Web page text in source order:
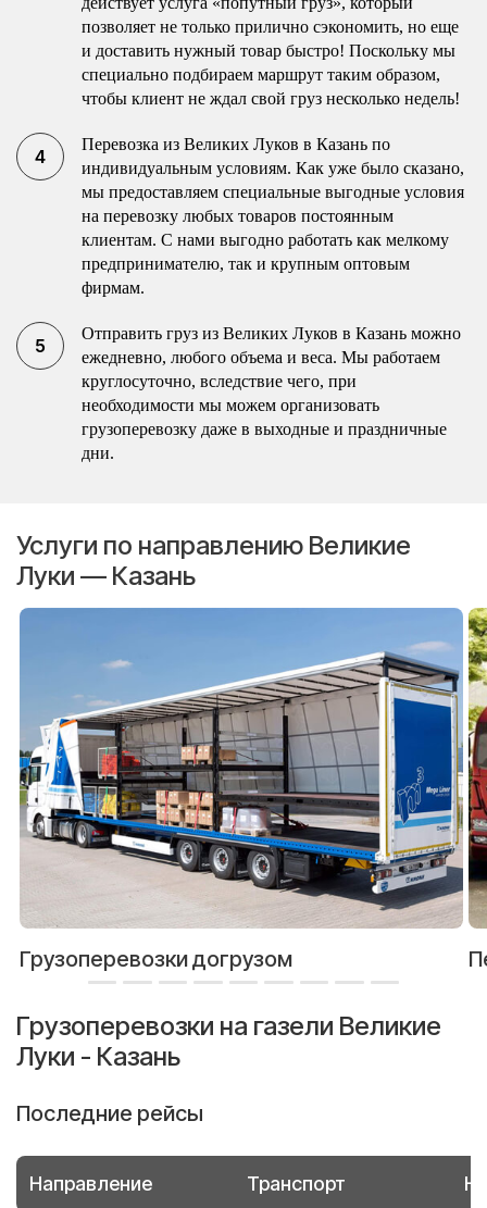
позволяет не только прилично сэкономить, но еще
и доставить нужный товар быстро! Поскольку мы
специально подбираем маршрут таким образом,
чтобы клиент не ждал свой груз несколько недель!
Перевозка из Великих Луков в Казань по
индивидуальным условиям. Как уже было сказано,
мы предоставляем специальные выгодные условия
на перевозку любых товаров постоянным
клиентам. С нами выгодно работать как мелкому
предпринимателю, так и крупным оптовым
фирмам.
Отправить груз из Великих Луков в Казань можно
ежедневно, любого объема и веса. Мы работаем
круглосуточно, вследствие чего, при
необходимости мы можем организовать
грузоперевозку даже в выходные и праздничные
дни.
Услуги по направлению Великие
Луки — Казань
Грузоперевозки догрузом
Грузоперевозки на газели Великие
Луки - Казань
Последние рейсы
Направление Транспорт